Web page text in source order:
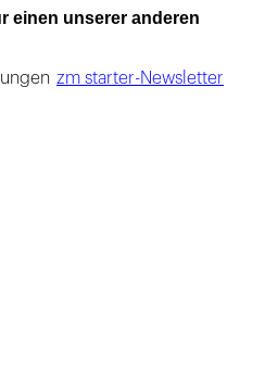
einen unserer anderen
zm starter-Newsletter